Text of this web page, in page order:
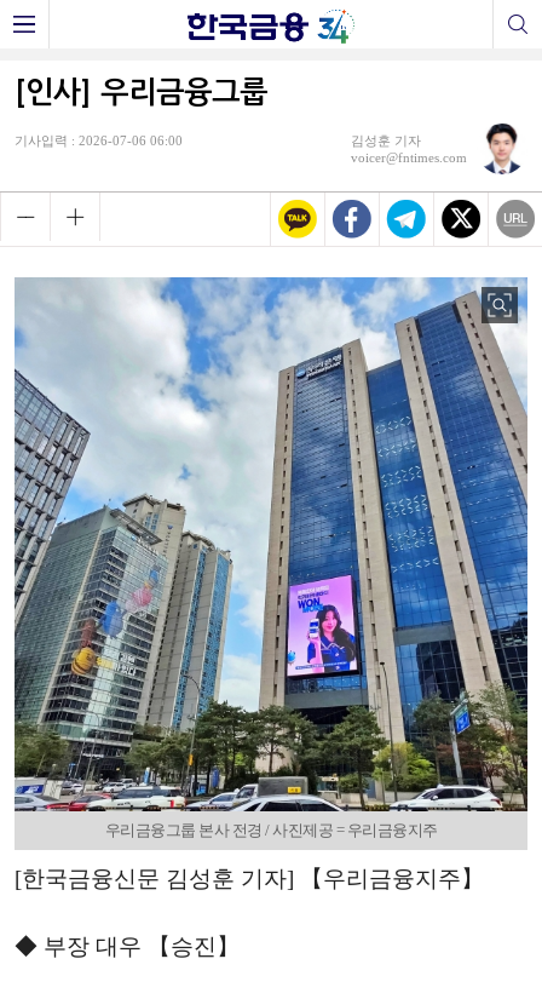
[인사] 우리금융그룹
기사입력 : 2026-07-06 06:00
김성훈 기자
voicer@fntimes.com
우리금융그룹 본사 전경 / 사진제공 = 우리금융지주
[한국금융신문 김성훈 기자] 【우리금융지주】
◆ 부장 대우 【승진】